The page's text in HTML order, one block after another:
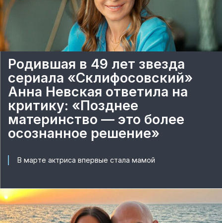
Родившая в 49 лет звезда
сериала «Склифосовский»
Анна Невская ответила на
критику: «Позднее
материнство — это более
осознанное решение»
В марте актриса впервые стала мамой